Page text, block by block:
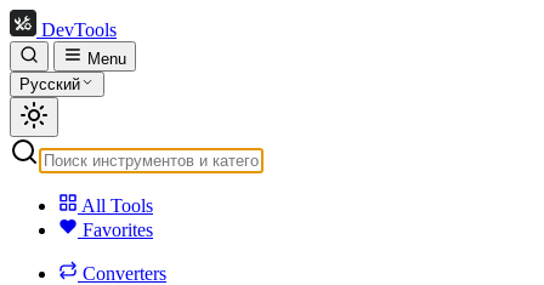
DevTools
Menu
Русский
All Tools
Favorites
Converters